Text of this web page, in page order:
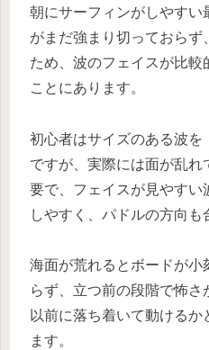
朝にサーフィンがしやすい
がまだ強まり切っておらず
ため、波のフェイスが比較
ことにあります。
初心者はサイズのある波を
ですが、実際には面が乱
要で、フェイスが見やすい
しやすく、パドルの方向も
海面が荒れるとボードが小
らず、立つ前の段階で怖
以前に落ち着いて動ける
ます。